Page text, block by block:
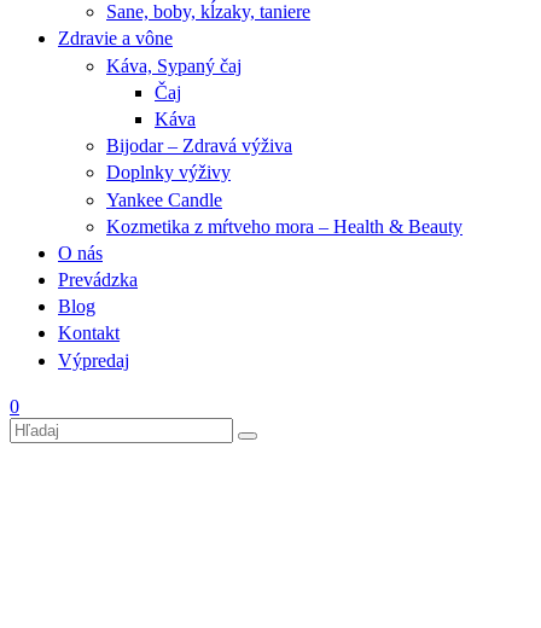
Sane, boby, kĺzaky, taniere
Zdravie a vône
Káva, Sypaný čaj
Čaj
Káva
Bijodar – Zdravá výživa
Doplnky výživy
Yankee Candle
Kozmetika z mŕtveho mora – Health & Beauty
O nás
Prevádzka
Blog
Kontakt
Výpredaj
0